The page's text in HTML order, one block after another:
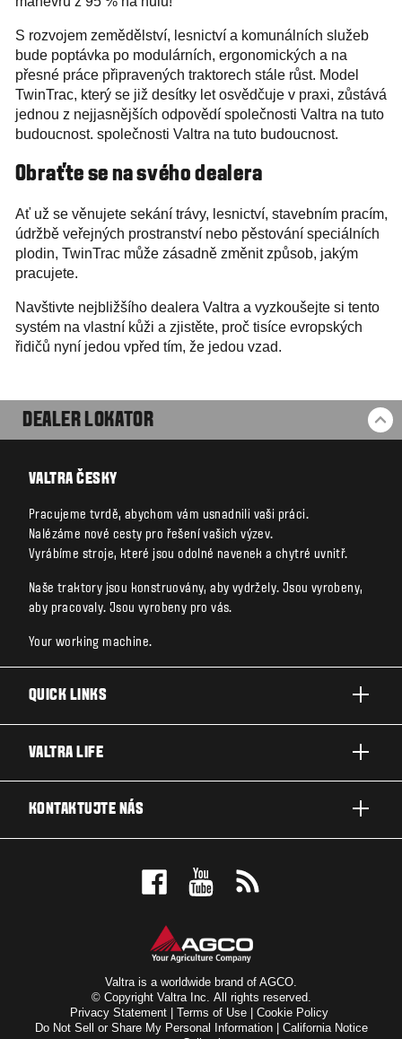
S rozvojem zemědělství, lesnictví a komunálních služeb
bude poptávka po modulárních, ergonomických a na
přesné práce připravených traktorech stále růst. Model
TwinTrac, který se již desítky let osvědčuje v praxi, zůstává
jednou z nejjasnějších odpovědí společnosti Valtra na tuto
budoucnost. společnosti Valtra na tuto budoucnost.
Obraťte se na svého dealera
Ať už se věnujete sekání trávy, lesnictví, stavebním pracím,
údržbě veřejných prostranství nebo pěstování speciálních
plodin, TwinTrac může zásadně změnit způsob, jakým
pracujete.
Navštivte nejbližšího dealera Valtra a vyzkoušejte si tento
systém na vlastní kůži a zjistěte, proč tisíce evropských
řidičů nyní jedou vpřed tím, že jedou vzad.
DEALER LOKATOR
VALTRA ČESKY
Pracujeme tvrdě, abychom vám usnadnili vaši práci.
Nalézáme nové cesty pro řešení vašich výzev.
Vyrábíme stroje, které jsou odolné navenek a chytré uvnitř.
Naše traktory jsou konstruovány, aby vydržely. Jsou vyrobeny,
aby pracovaly. Jsou vyrobeny pro vás.
Your working machine.
QUICK LINKS
N SÉRIE
TECHNOLOGICKÉ ŘEŠENÍ
SERVIS A OPRAVY
VALTRA LIFE
KONTAKTUJTE NÁS
Valtra is a worldwide brand of AGCO.
© Copyright Valtra Inc. All rights reserved.
Privacy Statement
Terms of Use
Cookie Policy
Do Not Sell or Share My Personal Information| California Notice